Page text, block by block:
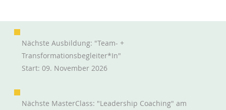
Projekthabitate in fünf Dimensionen
Nächste Ausbildung: "Team- +
Transformationsbegleiter*in"
Start: 09. November 2026
Nächste MasterClass: "Leadership Coaching" am